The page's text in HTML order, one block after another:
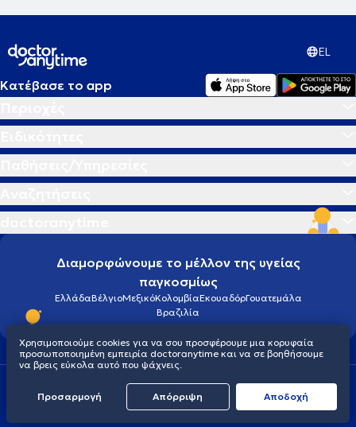
EL
Κατέβασε το app
Διαμορφώνουμε το μέλλον της υγείας
παγκοσμίως
ΕλλάδαΒέλγιοΜεξικόΚολομβίαΕκουαδόρΓουατεμάλα
Βραζιλία
Πολιτική προστασίας προσωπικού απορρήτου
© 2026 doctoranytime
Χρησιμοποιούμε cookies για να σου προσφέρουμε μια κορυφαία
προσωποποιημένη εμπειρία doctoranytime και να σε βοηθήσουμε
να βρεις εύκολα αυτό που ψάχνεις.
Προσαρμογή Απόρριψη Aποδοχή